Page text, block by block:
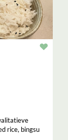
rice, bingsu